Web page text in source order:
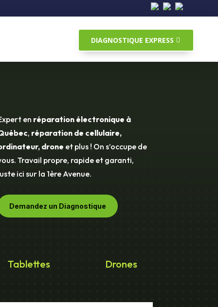
DIAGNOSTIQUE EXPRESS
en réparation électronique à
, réparation de cellulaire,
drone et plus ! On s’occupe de
Travail propre, rapide et garanti,
ici sur la 1ère Avenue.
Demandez un Diagnostique
Tablettes Drones